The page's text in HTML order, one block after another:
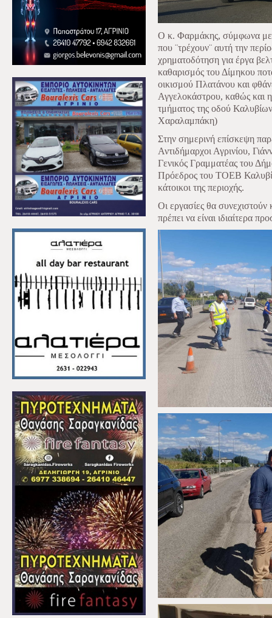
Ο κ. Φαρμάκης, σύμφωνα με
που ¨τρέχουν¨ αυτή την
χρηματοδότηση για έργα
καθαρισμός του Δίμηκου
οικισμού Πλατάνου και
Αγγελοκάστρου, καθώς και
τμήματος της οδού
Χαραλαμπάκη)
Στην σημερινή επίσκεψη
Αντιδήμαρχοι Αγρινίου,
Γενικός Γραμματέας του
Πρόεδρος του ΤΟΕΒ
κάτοικοι της περιοχής.
Οι εργασίες θα συνεχιστούν
πρέπει να είναι ιδιαίτερα